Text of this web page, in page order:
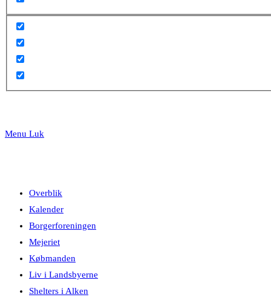
Menu Luk
Overblik
Kalender
Borgerforeningen
Mejeriet
Købmanden
Liv i Landsbyerne
Shelters i Alken